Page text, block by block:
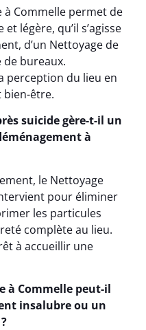
à Commelle permet de
légère, qu’il s’agisse
d’un Nettoyage de
de bureaux.
perception du lieu en
être.
suicide gère-t-il un
à
le Nettoyage
pour éliminer
les particules
complète au lieu.
à accueillir une
à Commelle peut-il
insalubre ou un